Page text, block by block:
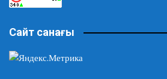
Сайт санағы